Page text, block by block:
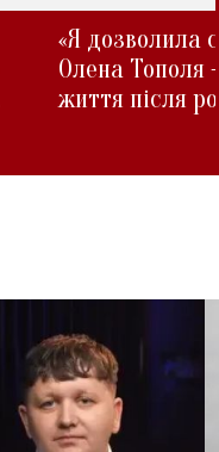
«Я дозволила
Олена Тополя
життя після